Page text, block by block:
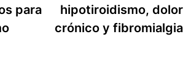
para
hipotiroidismo, dolor
crónico y fibromialgia